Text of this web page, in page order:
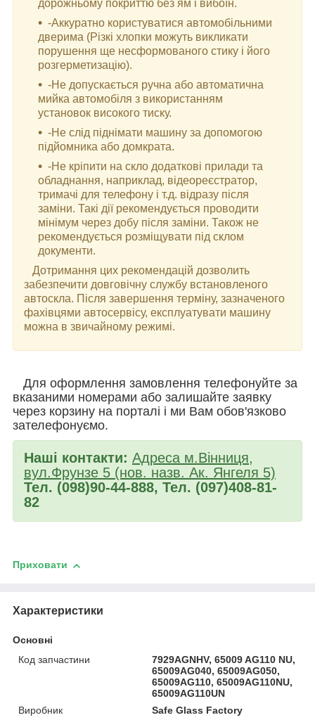
дорожньому покриттю без ям і вибоїн.
-Аккуратно користуватися автомобільними
дверима (Різкі хлопки можуть викликати
порушення ще несформованого стику і його
розгерметизацію).
-Не допускається ручна або автоматична
мийка автомобіля з використанням
установок високого тиску.
-Не слід піднімати машину за допомогою
підйомника або домкрата.
-Не кріпити на скло додаткові прилади та
обладнання, наприклад, відеореєстратор,
тримачі для телефону і т.д. відразу після
заміни. Такі дії рекомендується проводити
мінімум через добу після заміни. Також не
рекомендується розміщувати під склом
документи.
Дотримання цих рекомендацій дозволить
забезпечити довговічну службу встановленого
автоскла. Після завершення терміну, зазначеного
фахівцями автосервісу, експлуатувати машину
можна в звичайному режимі.
Для оформлення замовлення телефонуйте за
вказаними номерами або залишайте заявку
через корзину на порталі і ми Вам обов'язково
зателефонуємо.
Наші контакти: Адреса м.Вінниця,
вул.Фрунзе 5 (нов. назв. Ак. Янгеля 5)
Тел. (098)90-44-888, Тел. (097)408-81-
82
Приховати
Характеристики
Основні
Код запчастини
7929AGNHV, 65009 AG110 NU,
65009AG040, 65009AG050,
65009AG110, 65009AG110NU,
65009AG110UN
Виробник
Safe Glass Factory